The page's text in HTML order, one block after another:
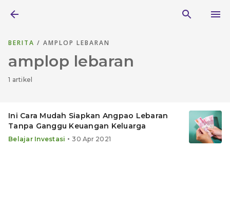
BERITA / AMPLOP LEBARAN
amplop lebaran
1 artikel
Ini Cara Mudah Siapkan Angpao Lebaran
Tanpa Ganggu Keuangan Keluarga
Belajar Investasi • 30 Apr 2021